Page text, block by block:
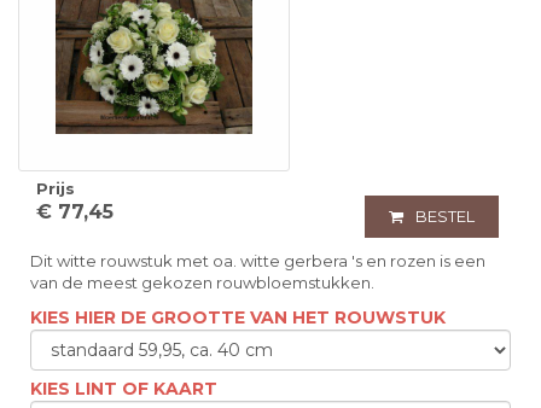
Prijs
€ 77,45 BESTEL
Dit witte rouwstuk met oa. witte gerbera 's en rozen is een
van de meest gekozen rouwbloemstukken.
KIES HIER DE GROOTTE VAN HET ROUWSTUK
KIES LINT OF KAART